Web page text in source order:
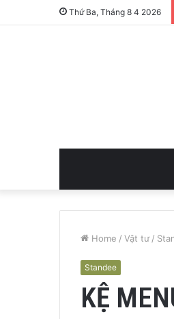
Thứ Ba, Tháng 8 4 2026
Home / Vật tư /
Standee
KỆ